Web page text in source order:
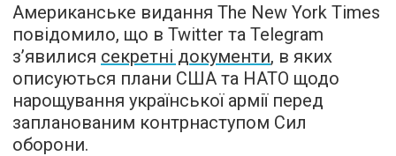
Американське видання The New York Times
повідомило, що в Twitter та Telegram
з’явилися секретні документи, в яких
описуються плани США та НАТО щодо
нарощування української армії перед
запланованим контрнаступом Сил
оборони.